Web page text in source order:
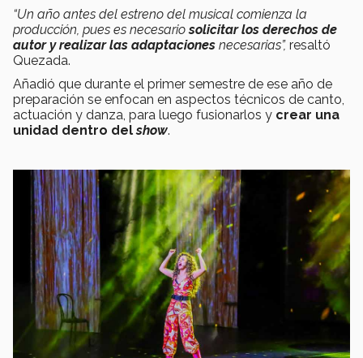
“Un año antes del estreno del musical comienza la
producción, pues es necesariosolicitar los derechos de
autor y realizar las adaptaciones necesarias”, resaltó
Quezada.
Añadió que durante el primer semestre de ese año de
preparación se enfocan en aspectos técnicos de canto,
actuación y danza, para luego fusionarlos y crear una
unidad dentro delshow.